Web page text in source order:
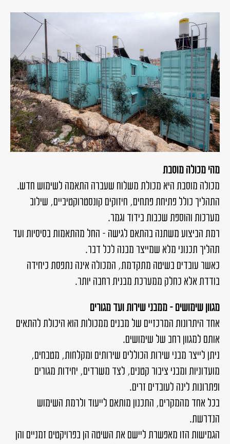
מהי מכולה מוסבת
מכולה מוסבת היא מכולת משלוח שעברה התאמה לשימוש חדש.
התהליך כולל פתיחת פתחים, חיזוקים קונסטרוקטיביים, שילוב
מערכות והוספת שכבות בידוד וגמר.
רמת הביצוע משתנה בהתאם לגישה – החל מהתאמות בסיסיות ועד
תהליך תכנוני מלא שמייצר מבנה לכל דבר.
כאשר עובדים בשיטה מתקדמת, המכולה אינה נתפסת כיחידה
בודדת אלא כחלק ממערכת מבנית רחבה יותר.
מגוון שימושים – ממבני שירות ועד מגורים
אחד היתרונות המרכזיים של מבנים ממכולות הוא היכולת להתאים
אותם למגוון רחב של שימושים.
ניתן לייצר מבני שירות הכוללים שירותים ומקלחות, מטבחים,
מועדוניות ומבני ציבור קטנים, לצד משרדים, יחידות מגורים
ופתרונות לינה לעובדים זרים.
בכל אחד מהמקרים, התכנון מותאם לייעוד ולרמת השימוש
הנדרשת.
הגמישות הזו מאפשרת ליישם את השיטה הן בפרויקטים זמניים והן